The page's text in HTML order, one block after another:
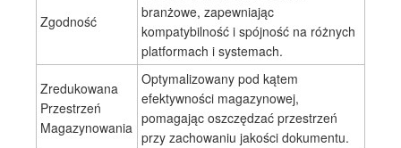
Zgodność
branżowe, zapewniając
kompatybilność i spójność na różnych
platformach i systemach.
Zredukowana
Przestrzeń
Magazynowania
Optymalizowany pod kątem
efektywności magazynowej,
pomagając oszczędzać przestrzeń
przy zachowaniu jakości dokumentu.